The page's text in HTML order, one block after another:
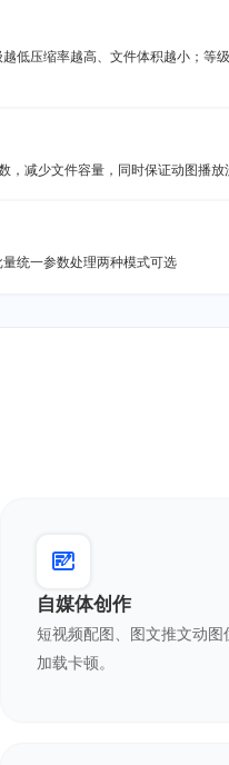
低压缩率越高、文件体积越小；等
，减少文件容量，同时保证动图播放
统一参数处理两种模式可选
自媒体创作
短视频配图、图文推文动图
加载卡顿。